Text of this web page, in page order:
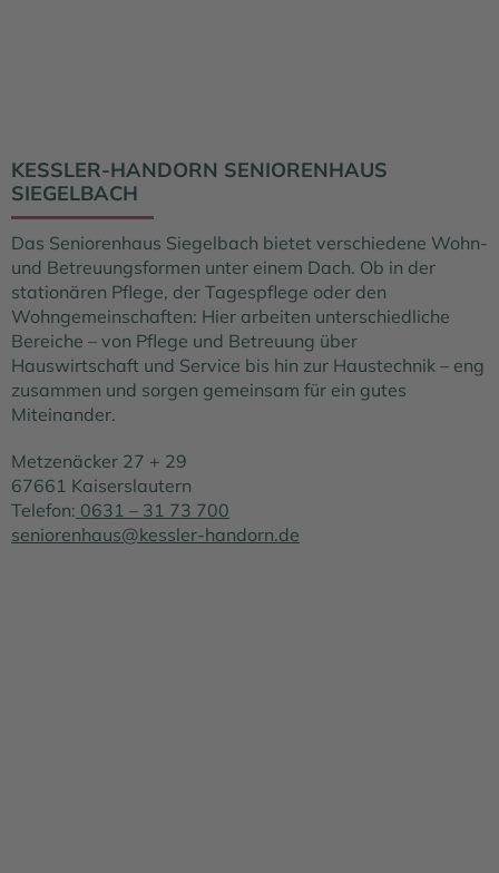
KESSLER-HANDORN SENIORENHAUS
SIEGELBACH
Das Seniorenhaus Siegelbach bietet verschiedene Wohn-
und Betreuungsformen unter einem Dach. Ob in der
stationären Pflege, der Tagespflege oder den
Wohngemeinschaften: Hier arbeiten unterschiedliche
Bereiche – von Pflege und Betreuung über
Hauswirtschaft und Service bis hin zur Haustechnik – eng
zusammen und sorgen gemeinsam für ein gutes
Miteinander.
Metzenäcker 27 + 29
67661 Kaiserslautern
Telefon: 0631 – 31 73 700
seniorenhaus@kessler-handorn.de